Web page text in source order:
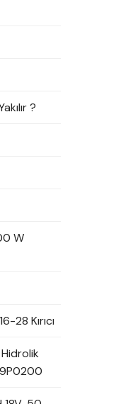
?
W
28 Kırıcı